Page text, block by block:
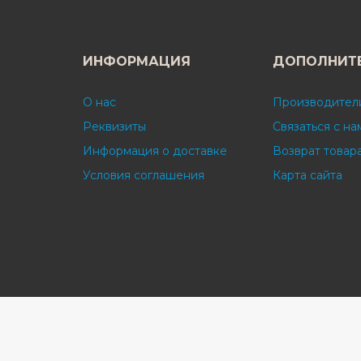
ИНФОРМАЦИЯ
О нас
Реквизиты
Информация о доставке
Условия соглашения
Связаться с
Возврат
Карта сайта